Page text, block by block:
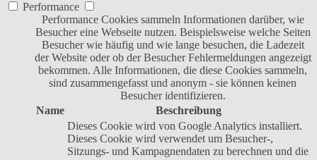
Performance
Performance Cookies sammeln Informationen darüber, wie
Besucher eine Webseite nutzen. Beispielsweise welche Seiten
Besucher wie häufig und wie lange besuchen, die Ladezeit
der Website oder ob der Besucher Fehlermeldungen angezeigt
bekommen. Alle Informationen, die diese Cookies sammeln,
sind zusammengefasst und anonym - sie können keinen
Besucher identifizieren.
Name
Beschreibung
Dieses Cookie wird von Google Analytics installiert.
Dieses Cookie wird verwendet um Besucher-,
Sitzungs- und Kampagnendaten zu berechnen und die